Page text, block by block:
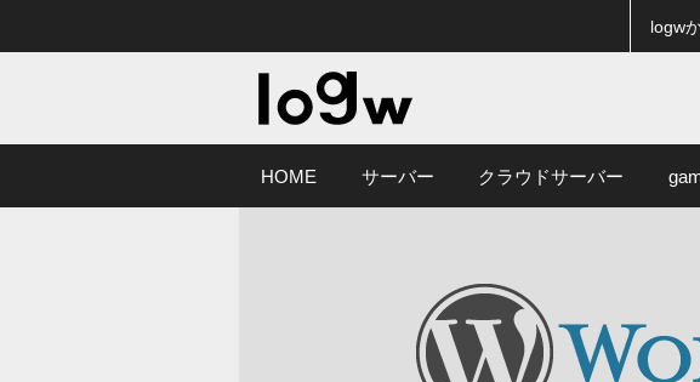
logw
HOME サーバー クラウドサーバー